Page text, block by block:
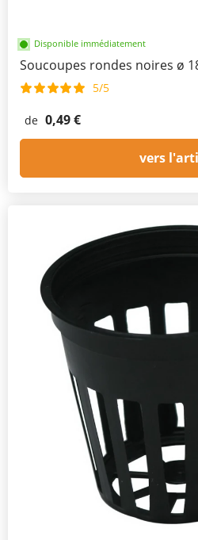
Disponible immédiatement
Soucoupes rondes noires ø
5/5
de 0,49 €
vers